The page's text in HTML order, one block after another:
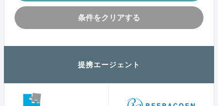
条件をクリアする
提携エージェント